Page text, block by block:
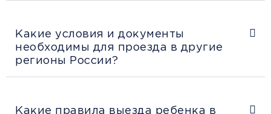
Какие условия и документы
необходимы для проезда в другие
регионы России?
Какие правила выезда ребенка в